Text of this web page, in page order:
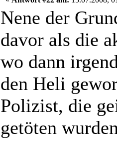
Nene der
davor als die
wo dann
den Heli
Polizist, die
getöten